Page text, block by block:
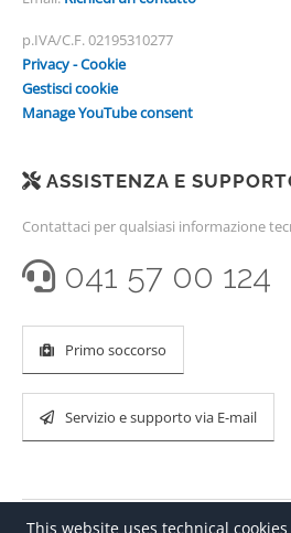
p.IVA/C.F. 02195310277
Privacy - Cookie
Gestisci cookie
Manage YouTube consent
ASSISTENZA E
Contattaci per qualsiasi informazione
041 57 00 124
Primo soccorso
Servizio e supporto via E-mail
This website uses technical cookies